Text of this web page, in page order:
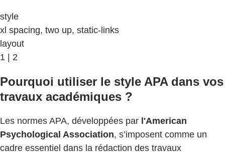
style
xl spacing, two up, static-links
layout
1 | 2
Pourquoi utiliser le style APA dans vos
travaux académiques ?
Les normes APA, développées par l'American
Psychological Association, s’imposent comme un
cadre essentiel dans la rédaction des travaux